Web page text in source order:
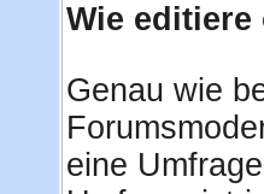
Wie
Genau wie
eine